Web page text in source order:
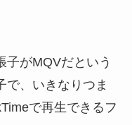
子がMQVだという
で、いきなりつま
で再生できるフ